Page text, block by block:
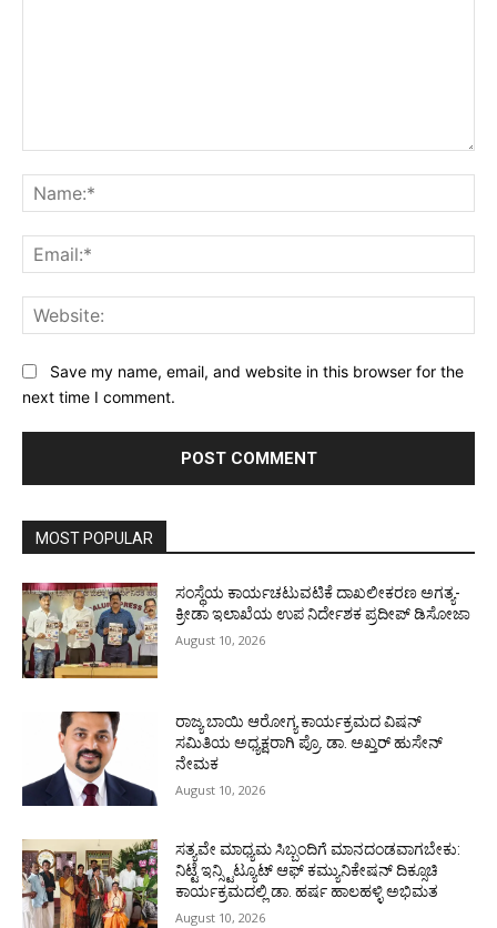
Save my name, email, and website in this browser for the
next time I comment.
MOST POPULAR
ಸಂಸ್ಥೆಯ ಕಾರ್ಯಚಟುವಟಿಕೆ ದಾಖಲೀಕರಣ ಅಗತ್ಯ-
ಕ್ರೀಡಾ ಇಲಾಖೆಯ ಉಪ ನಿರ್ದೇಶಕ ಪ್ರದೀಪ್ ಡಿಸೋಜಾ
August 10, 2026
ರಾಜ್ಯ ಬಾಯಿ ಆರೋಗ್ಯ ಕಾರ್ಯಕ್ರಮದ ವಿಷನ್
ಸಮಿತಿಯ ಅಧ್ಯಕ್ಷರಾಗಿ ಪ್ರೊ. ಡಾ. ಅಖ್ತರ್ ಹುಸೇನ್
ನೇಮಕ
August 10, 2026
ಸತ್ಯವೇ ಮಾಧ್ಯಮ ಸಿಬ್ಬಂದಿಗೆ ಮಾನದಂಡವಾಗಬೇಕು:
ನಿಟ್ಟೆ ಇನ್ಸ್ಟಿಟ್ಯೂಟ್ ಆಫ್ ಕಮ್ಯುನಿಕೇಷನ್ ದಿಕ್ಸೂಚಿ
ಕಾರ್ಯಕ್ರಮದಲ್ಲಿ ಡಾ. ಹರ್ಷ ಹಾಲಹಳ್ಳಿ ಅಭಿಮತ
August 10, 2026